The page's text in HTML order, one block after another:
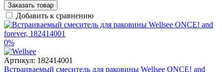
Заказать товар
Добавить к сравнению
0%
Артикул: 182414001
Встраиваемый смеситель для раковины Wellsee ONCE! and